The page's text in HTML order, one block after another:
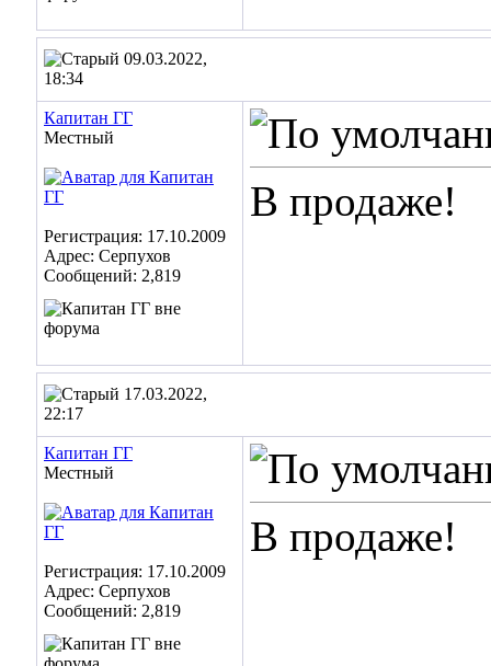
09.03.2022,
18:34
Капитан ГГ
Местный
Регистрация: 17.10.2009
Адрес: Серпухов
Сообщений: 2,819
В продаже!
17.03.2022,
22:17
Капитан ГГ
Местный
Регистрация: 17.10.2009
Адрес: Серпухов
Сообщений: 2,819
В продаже!